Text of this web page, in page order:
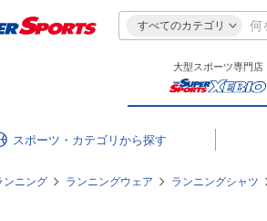
すべてのカテゴリ
大型スポーツ専門店
スポーツ・カテゴリ
ンニング ランニングウェア ランニングシャツ